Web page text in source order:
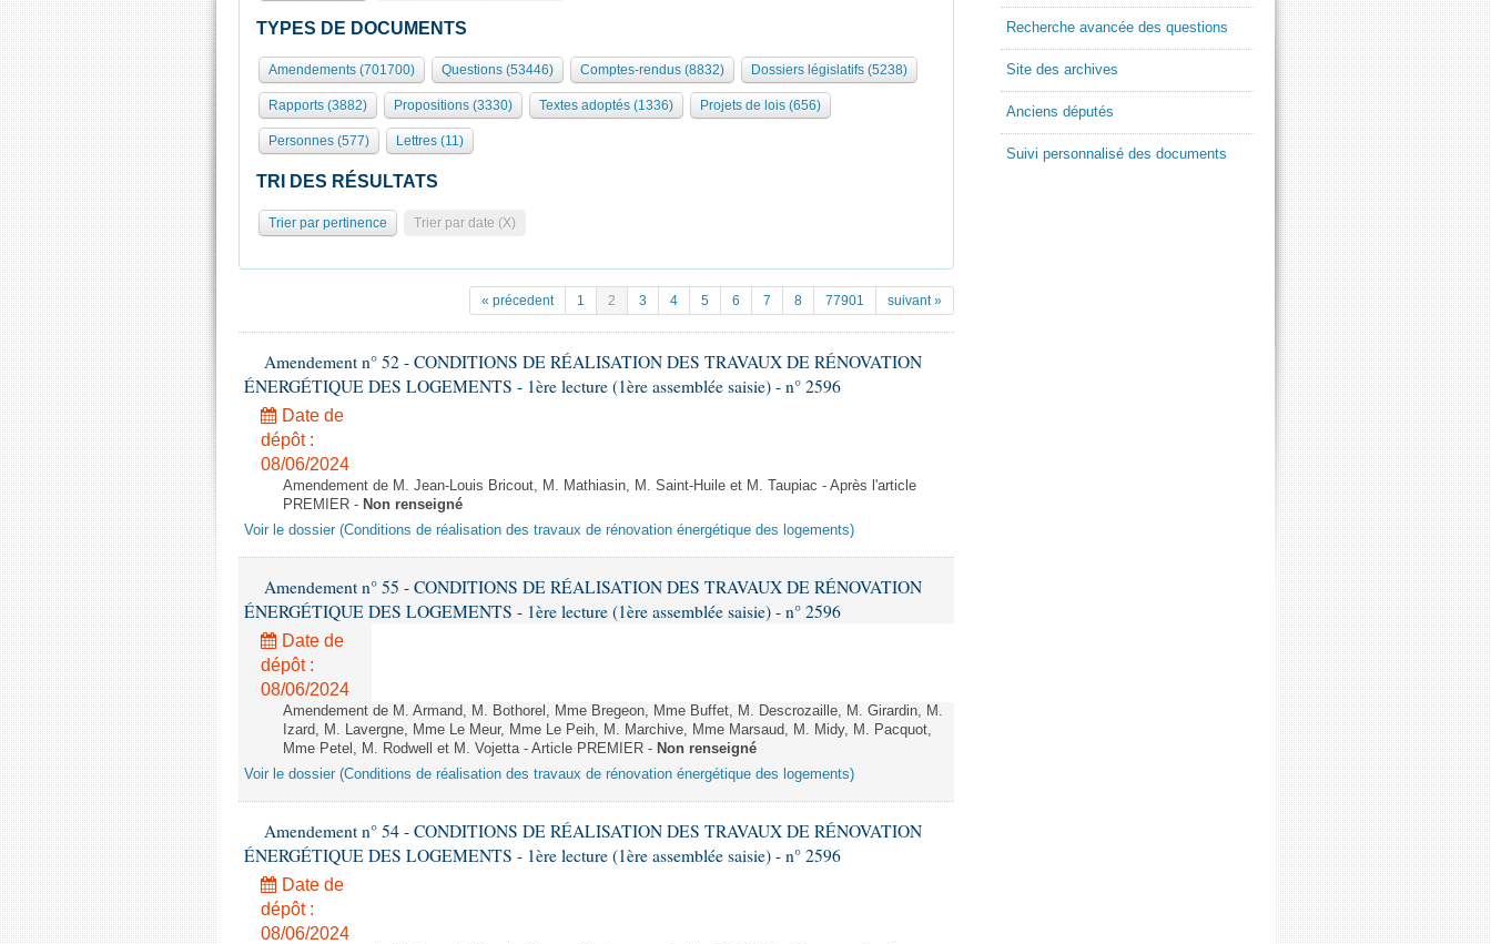
TYPES DE DOCUMENTS
Amendements (701700) Questions (53446) Comptes-rendus (8832) Dossiers législatifs (5238)
Rapports (3882) Propositions (3330) Textes adoptés (1336) Projets de lois (656)
Personnes (577) Lettres (11)
TRI DES RÉSULTATS
Trier par pertinence Trier par date (X)
« précedent 1 2 3 4 5 6 7 8 77901 suivant »
Amendement n° 52 - CONDITIONS DE RÉALISATION DES TRAVAUX DE RÉNOVATION
ÉNERGÉTIQUE DES LOGEMENTS - 1ère lecture (1ère assemblée saisie) - n° 2596
Date de
dépôt :
08/06/2024
Amendement de M. Jean-Louis Bricout, M. Mathiasin, M. Saint-Huile et M. Taupiac - Après l'article
PREMIER - Non renseigné
Voir le dossier (Conditions de réalisation des travaux de rénovation énergétique des logements)
Amendement n° 55 - CONDITIONS DE RÉALISATION DES TRAVAUX DE RÉNOVATION
ÉNERGÉTIQUE DES LOGEMENTS - 1ère lecture (1ère assemblée saisie) - n° 2596
Date de
dépôt :
08/06/2024
Amendement de M. Armand, M. Bothorel, Mme Bregeon, Mme Buffet, M. Descrozaille, M. Girardin, M.
Izard, M. Lavergne, Mme Le Meur, Mme Le Peih, M. Marchive, Mme Marsaud, M. Midy, M. Pacquot,
Mme Petel, M. Rodwell et M. Vojetta - Article PREMIER - Non renseigné
Voir le dossier (Conditions de réalisation des travaux de rénovation énergétique des logements)
Amendement n° 54 - CONDITIONS DE RÉALISATION DES TRAVAUX DE RÉNOVATION
ÉNERGÉTIQUE DES LOGEMENTS - 1ère lecture (1ère assemblée saisie) - n° 2596
Date de
dépôt :
08/06/2024
Recherche avancée des questions
Site des archives
Anciens députés
Suivi personnalisé des documents